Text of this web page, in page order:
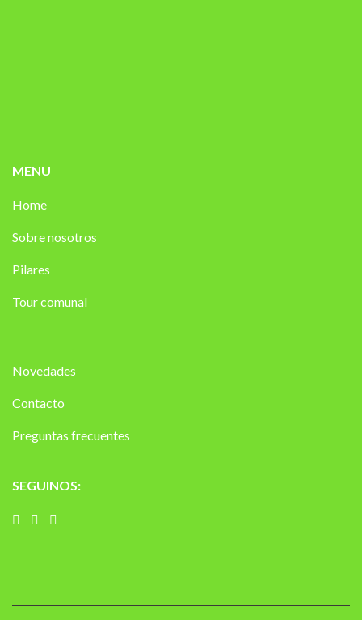
MENU
Home
Sobre nosotros
Pilares
Tour comunal
Novedades
Contacto
Preguntas frecuentes
SEGUINOS: